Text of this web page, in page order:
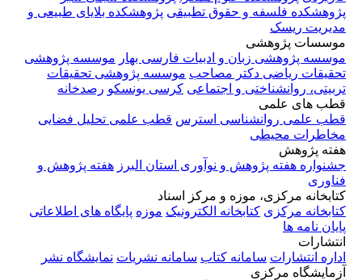
پژوهشکده فلسفه و حقوق تطبیقی پژوهشکده بلایای طبیعی و
مدیریت ریسک
موسسات پژوهشی
موسسه پژوهشی زبان و ادبیات فارسی بهار موسسه پژوهشی
تحقیقات ریاضی دکتر مصاحب موسسه پژوهشی تحقیقات
تربیتی، روانشناختی و اجتماعی کرسی یونسکو رصدخانه
قطب های علمی
قطب علمی روانشناسی استرس قطب علمی تحلیل فضایی
مخاطرات محیطی
هفته پژوهش
جشنواره هفته پژوهش و نوآوری استان البرز هفته پژوهش و
فناوری
کتابخانه مرکزی، موزه و مرکز اسناد
کتابخانه مرکزی کتابخانه الکترونیک موزه پایگاه های اطلاعاتی
پایان نامه ها
انتشارات
اداره انتشارات سامانه کتاب سامانه نشریات نمایشگاه نشر
آزمایشگاه مرکزی